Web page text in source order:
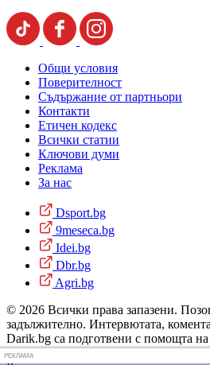
Общи условия
Поверителност
Съдържание от партньори
Контакти
Етичен кодекс
Всички статии
Ключови думи
Реклама
За нас
Dsport.bg
9meseca.bg
Idei.bg
Dbr.bg
Agri.bg
© 2026 Всички права запазени.
задължително. Интервютата,
Darik.bg са подготвени с помощта на
Радио и новинарските емисии на
РЕКЛАМА